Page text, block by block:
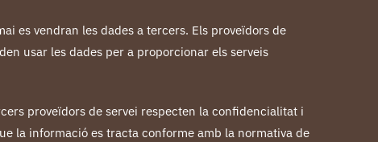
es vendran les dades a tercers. Els proveïdors de
usar les dades per a proporcionar els serveis
proveïdors de servei respecten la confidencialitat i
la informació es tracta conforme amb la normativa de